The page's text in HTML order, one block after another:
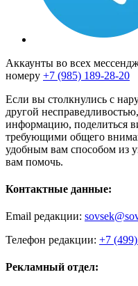
Аккаунты во всех
номеру +7 (985) 189-28-20
Если вы столкнулись с
другой
информацию, поделиться
требующими общего
удобным вам способом из
вам помочь.
Контактные данные:
Email редакции:
Телефон редакции: +7
Рекламный отдел: